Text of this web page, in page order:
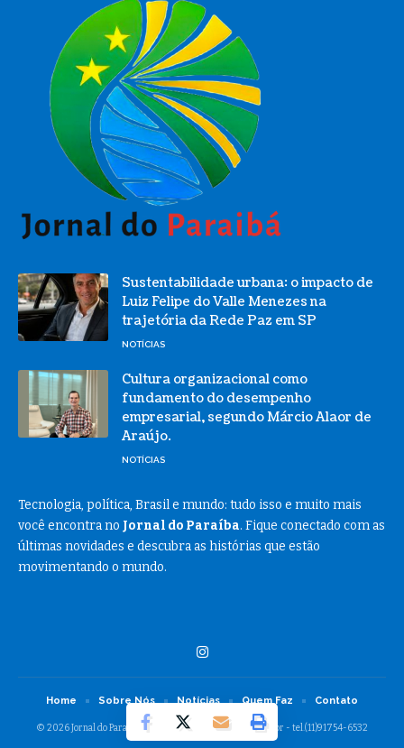
Sustentabilidade urbana: o impacto de
Luiz Felipe do Valle Menezes na
trajetória da Rede Paz em SP
NOTÍCIAS
Cultura organizacional como
fundamento do desempenho
empresarial, segundo Márcio Alaor de
Araújo.
NOTÍCIAS
Tecnologia, política, Brasil e mundo: tudo isso e muito mais
você encontra no Jornal do Paraíba. Fique conectado com as
últimas novidades e descubra as histórias que estão
movimentando o mundo.
© 2026 Jornal do Paraibá - contato@jornaldoparaiba.com.br - tel.(11)91754-6532
Home Sobre Nós Notícias Quem Faz Contato